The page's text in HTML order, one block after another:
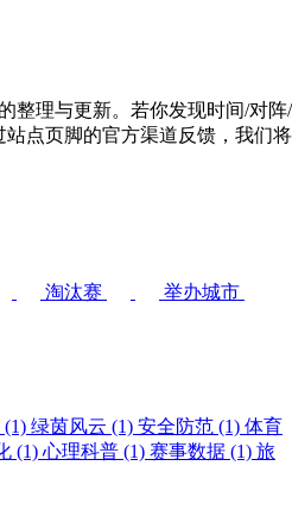
整理与更新。若你发现时间/对阵/
点页脚的官方渠道反馈，我们将
淘汰赛
举办城市
(1) 绿茵风云 (1) 安全防范 (1) 体育
(1) 心理科普 (1) 赛事数据 (1) 旅